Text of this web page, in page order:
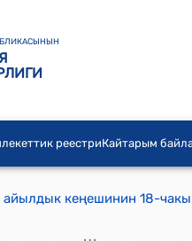
реестриКайтарым